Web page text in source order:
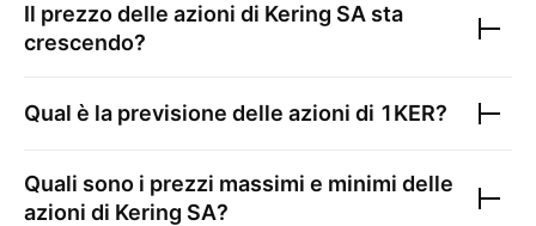
Il prezzo delle azioni di Kering SA sta
crescendo?
Qual è la previsione delle azioni di 1KER?
Quali sono i prezzi massimi e minimi delle
azioni di Kering SA?